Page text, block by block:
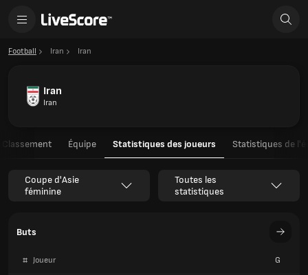
Football Iran Iran
Iran
Iran
Classement Équipe Statistiques des joueurs Statistiques de
Coupe d'Asie
féminine
Toutes les
statistiques
Buts
# Joueur G